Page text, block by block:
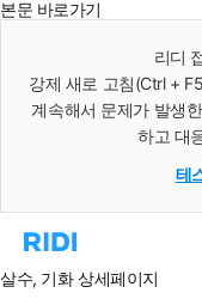
본문 바로가기
리디
강제 새로 고침(Ctrl +
계속해서 문제가 발생
하고 대
테
리
홈
살수, 기화 상세페이지